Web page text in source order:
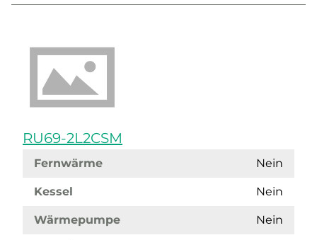
RU69-2L2CSM
Fernwärme Nein
Kessel Nein
Wärmepumpe Nein